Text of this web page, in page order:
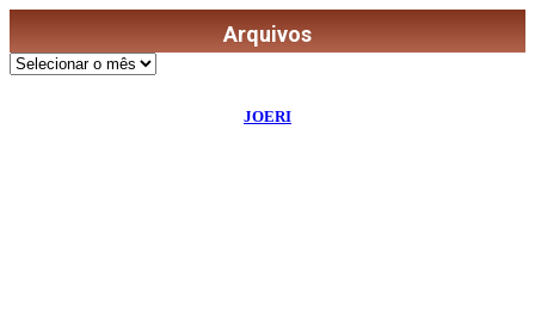
Arquivos
Arquivos
JOERI